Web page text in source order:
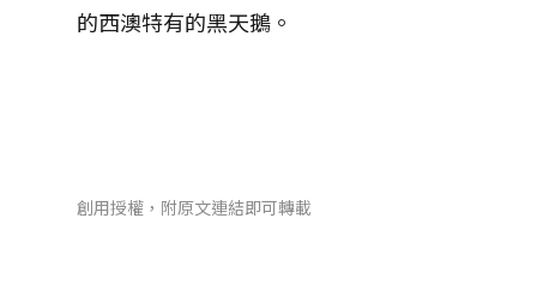
的西澳特有的黑天鵝。
創用授權，附原文連結即可轉載